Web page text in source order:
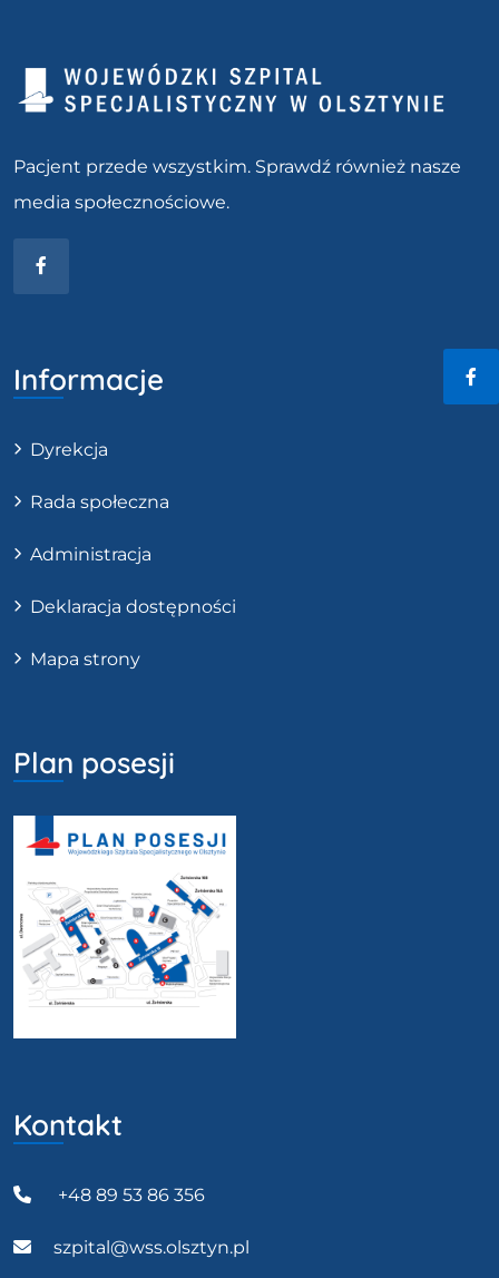
Pacjent przede wszystkim. Sprawdź również nasze
media społecznościowe.
Informacje
Dyrekcja
Rada społeczna
Administracja
Deklaracja dostępności
Mapa strony
Plan posesji
Kontakt
+48 89 53 86 356
szpital@wss.olsztyn.pl